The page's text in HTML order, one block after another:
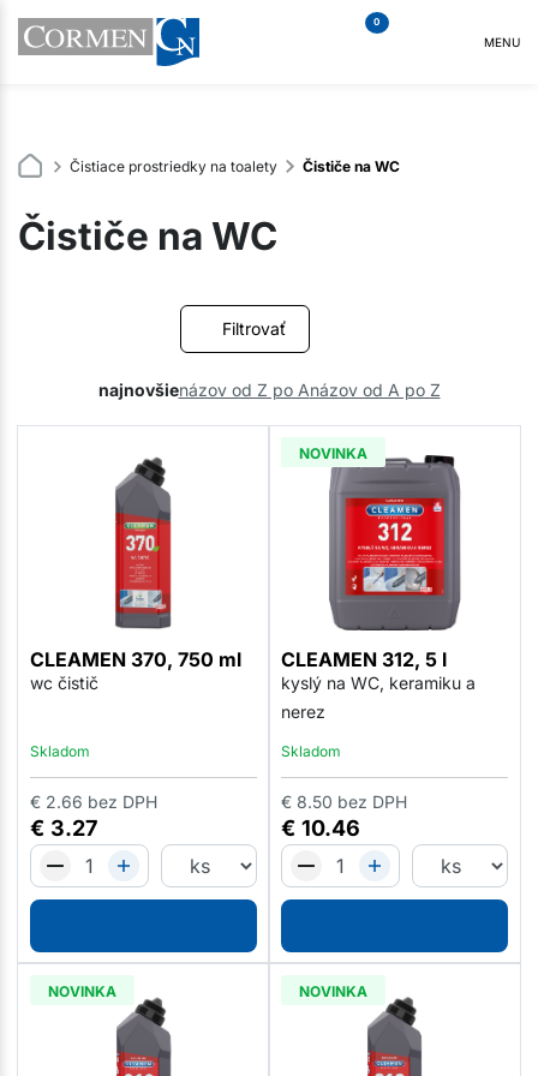
0
MENU
Čistiace prostriedky na toalety Čističe na WC
Čističe na WC
Filtrovať
najnovšienázov od Z po Anázov od A po Z
CLEAMEN 370, 750 ml
wc čistič
Skladom
€ 3.27
€ 2.66 bez DPH
NOVINKA
CLEAMEN 312, 5 l
kyslý na WC, keramiku a
nerez
Skladom
€ 10.46
€ 8.50 bez DPH
NOVINKA NOVINKA